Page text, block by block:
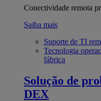
Conectividade remota
Saiba mais
Suporte de TI
Tecnologia
fábrica
Solução de
DEX